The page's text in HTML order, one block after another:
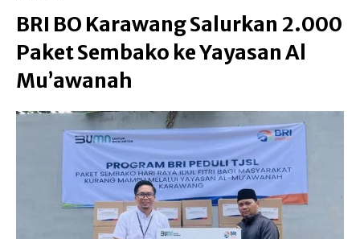
BRI BO Karawang Salurkan 2.000
Paket Sembako ke Yayasan Al
Mu’awanah